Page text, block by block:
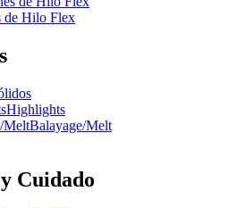
de Hilo Flex
Highlights
Balayage/Melt
Cuidado